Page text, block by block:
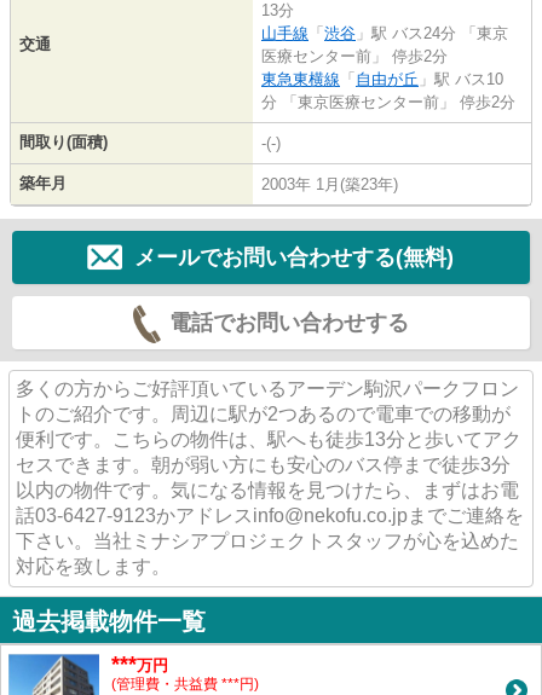
交通
13分
山手線 「 渋谷 」駅 バス24分 「東京
医療センター前」 停歩2分
東急東横線 「 自由が丘 」駅 バス10
分 「東京医療センター前」 停歩2分
間取り(面積) -(-)
築年月 2003年 1月(築23年)
メールでお問い合わせする(無料)
電話でお問い合わせする
多くの方からご好評頂いているアーデン駒沢パークフロン
トのご紹介です。周辺に駅が2つあるので電車での移動が
便利です。こちらの物件は、駅へも徒歩13分と歩いてアク
セスできます。朝が弱い方にも安心のバス停まで徒歩3分
以内の物件です。気になる情報を見つけたら、まずはお電
話03-6427-9123かアドレスinfo@nekofu.co.jpまでご連絡を
下さい。当社ミナシアプロジェクトスタッフが心を込めた
対応を致します。
過去掲載物件一覧
***万円
(管理費・共益費 ***円)